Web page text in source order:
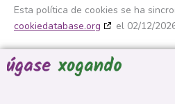
Esta política de cookies se ha
cookiedatabase.org
el 02/12/